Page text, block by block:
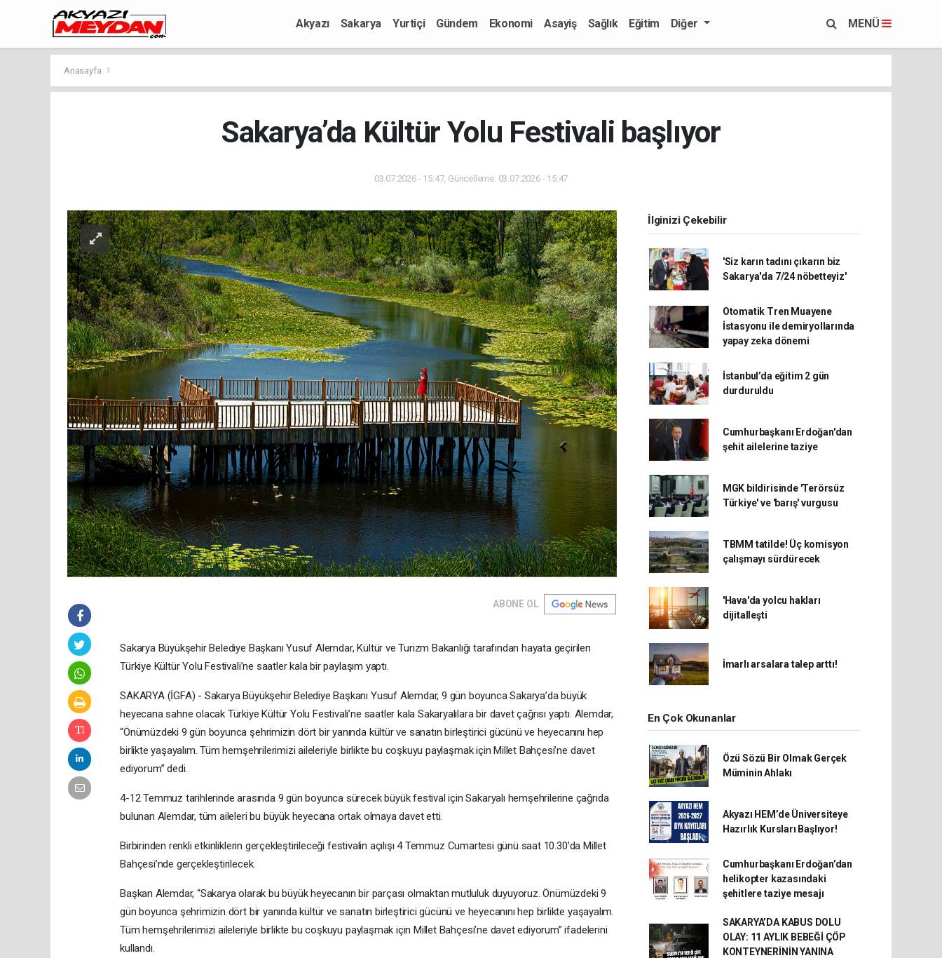
Akyazı Sakarya Yurtiçi Gündem Ekonomi Asayiş Sağlık Eğitim Diğer MENÜ
Anasayfa
Sakarya’da Kültür Yolu Festivali başlıyor
03.07.2026 - 15:47, Güncelleme: 03.07.2026 - 15:47
ABONE OL
Sakarya Büyükşehir Belediye Başkanı Yusuf Alemdar, Kültür ve Turizm Bakanlığı tarafından hayata geçirilen
Türkiye Kültür Yolu Festivali’ne saatler kala bir paylaşım yaptı.
SAKARYA (İGFA) - Sakarya Büyükşehir Belediye Başkanı Yusuf Alemdar, 9 gün boyunca Sakarya’da büyük
heyecana sahne olacak Türkiye Kültür Yolu Festivali’ne saatler kala Sakaryalılara bir davet çağrısı yaptı. Alemdar,
“Önümüzdeki 9 gün boyunca şehrimizin dört bir yanında kültür ve sanatın birleştirici gücünü ve heyecanını hep
birlikte yaşayalım. Tüm hemşehrilerimizi aileleriyle birlikte bu coşkuyu paylaşmak için Millet Bahçesi’ne davet
ediyorum” dedi.
4-12 Temmuz tarihlerinde arasında 9 gün boyunca sürecek büyük festival için Sakaryalı hemşehrilerine çağrıda
bulunan Alemdar, tüm aileleri bu büyük heyecana ortak olmaya davet etti.
Birbirinden renkli etkinliklerin gerçekleştirileceği festivalin açılışı 4 Temmuz Cumartesi günü saat 10.30’da Millet
Bahçesi’nde gerçekleştirilecek.
Başkan Alemdar, “Sakarya olarak bu büyük heyecanın bir parçası olmaktan mutluluk duyuyoruz. Önümüzdeki 9
gün boyunca şehrimizin dört bir yanında kültür ve sanatın birleştirici gücünü ve heyecanını hep birlikte yaşayalım.
Tüm hemşehrilerimizi aileleriyle birlikte bu coşkuyu paylaşmak için Millet Bahçesi’ne davet ediyorum” ifadelerini
kullandı.
İlginizi Çekebilir
'Siz karın tadını çıkarın biz
Sakarya'da 7/24 nöbetteyiz'
Otomatik Tren Muayene
İstasyonu ile demiryollarında
yapay zeka dönemi
İstanbul’da eğitim 2 gün
durduruldu
Cumhurbaşkanı Erdoğan'dan
şehit ailelerine taziye
MGK bildirisinde 'Terörsüz
Türkiye' ve 'barış' vurgusu
TBMM tatilde! Üç komisyon
çalışmayı sürdürecek
'Hava'da yolcu hakları
dijitalleşti
İmarlı arsalara talep arttı!
En Çok Okunanlar
Özü Sözü Bir Olmak Gerçek
Müminin Ahlakı
Akyazı HEM’de Üniversiteye
Hazırlık Kursları Başlıyor!
Cumhurbaşkanı Erdoğan’dan
helikopter kazasındaki
şehitlere taziye mesajı
SAKARYA’DA KABUS DOLU
OLAY: 11 AYLIK BEBEĞİ ÇÖP
KONTEYNERİNİN YANINA